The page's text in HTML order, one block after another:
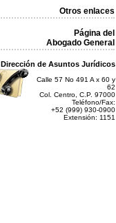
Otros enlaces
Página del
Abogado General
Dirección de Asuntos Jurídicos
Calle 57 No 491 A x 60 y
62
Col. Centro, C.P. 97000
Teléfono/Fax:
+52 (999) 930-0900
Extensión: 1151